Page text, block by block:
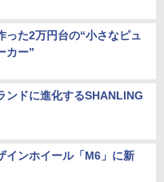
った2万円台の“小さなピュ
カー”
ンドに進化するSHANLING
インホイール「M6」に新